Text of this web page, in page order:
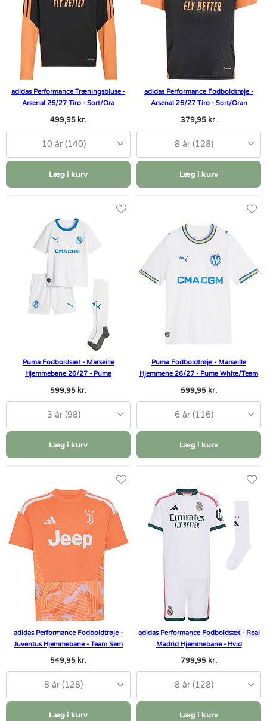
adidas Performance Træningsbluse -
Arsenal 26/27 Tiro - Sort/Ora
499,95 kr.
10 år (140)
Læg i kurv
adidas Performance Fodboldtrøje -
Arsenal 26/27 Tiro - Sort/Oran
379,95 kr.
8 år (128)
Læg i kurv
Puma Fodboldsæt - Marseille
Hjemmebane 26/27 - Puma
White/Team
599,95 kr.
3 år (98)
Læg i kurv
Puma Fodboldtrøje - Marseille
Hjemmene 26/27 - Puma White/Team
599,95 kr.
6 år (116)
Læg i kurv
adidas Performance Fodboldtrøje -
Juventus Hjemmebane - Team Sem
549,95 kr.
8 år (128)
Læg i kurv
adidas Performance Fodboldsæt - Real
Madrid Hjemmebane - Hvid
799,95 kr.
8 år (128)
Læg i kurv